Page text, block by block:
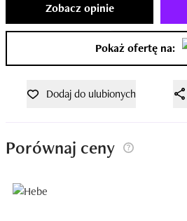
Zobacz opinie
Pokaż ofertę na:
Dodaj do ulubionych
Porównaj ceny